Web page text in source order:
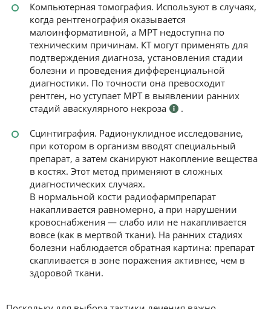
Компьютерная томография. Используют в случаях,
когда рентгенография оказывается
малоинформативной, а МРТ недоступна по
техническим причинам. КТ могут применять для
подтверждения диагноза, установления стадии
болезни и проведения дифференциальной
диагностики. По точности она превосходит
рентген, но уступает МРТ в выявлении ранних
стадий аваскулярного некроза
.
Сцинтиграфия. Радионуклидное исследование,
при котором в организм вводят специальный
препарат, а затем сканируют накопление вещества
в костях. Этот метод применяют в сложных
диагностических случаях.
В нормальной кости радиофармпрепарат
накапливается равномерно, а при нарушении
кровоснабжения — слабо или не накапливается
вовсе (как в мертвой ткани). На ранних стадиях
болезни наблюдается обратная картина: препарат
скапливается в зоне поражения активнее, чем в
здоровой ткани.